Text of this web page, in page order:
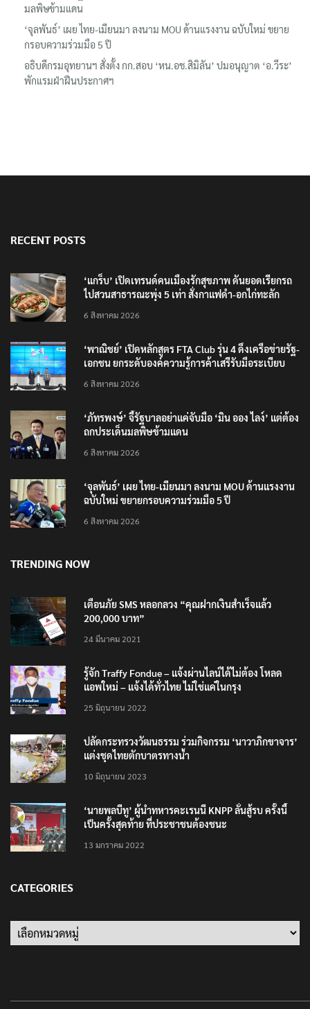
มลพิษข้ามแดน
‘จุลพันธ์’ เผย ไทย-เมียนมา ลงนาม MOU ด้านแรงงาน ฉบับใหม่ ขยาย
กรอบความร่วมมือ 5 ปี
อธิบดีกรมอุทยานฯ​ สั่งตั้ง กก.สอบ ‘หน.อช.สิมิลัน’ ปมอนุญาต ‘อ.วีระ’
พักแรมฝ่าฝืนประกาศฯ
RECENT POSTS
‘แกร็บ’ เปิดเทรนด์คนเมืองรักสุขภาพ ดันยอดเรียกรถ
ไปสวนสาธารณะพุ่ง 5 เท่า สั่งกาแฟดำ-อกไก่ทะลัก
6 สิงหาคม 2026
‘พาณิชย์’ เปิดหลักสูตร FTA Club รุ่น 4 ดึงเครือข่ายรัฐ-
เอกชน ยกระดับองค์ความรู้การค้าเสรีรับมือระเบียบ
6 สิงหาคม 2026
‘ภัทรพงษ์’ จี้รัฐบาลอย่าแค่จับมือ ‘มิน ออง ไลง์’ แต่ต้อง
ถกประเด็นมลพิษข้ามแดน
6 สิงหาคม 2026
‘จุลพันธ์’ เผย ไทย-เมียนมา ลงนาม MOU ด้านแรงงาน
ฉบับใหม่ ขยายกรอบความร่วมมือ 5 ปี
6 สิงหาคม 2026
TRENDING NOW
เตือนภัย SMS หลอกลวง “คุณฝากเงินสำเร็จแล้ว
200,000 บาท”
24 มีนาคม 2021
รู้จัก Traffy Fondue – แจ้งผ่านไลน์ได้ไม่ต้อง โหลด
แอพใหม่ – แจ้งได้ทั่วไทย ไม่ใช่แค่ในกรุง
25 มิถุนายน 2022
ปลัดกระทรวงวัฒนธรรม ร่วมกิจกรรม ‘นาวาภิกขาจาร’
แต่งชุดไทยตักบาตรทางน้ำ
10 มิถุนายน 2023
‘นายพลบีทู’ ผู้นำทหารคะเรนนี KNPP ลั่นสู้รบ ครั้งนี้
เป็นครั้งสุดท้าย ที่ประชาชนต้องชนะ
13 มกราคม 2022
CATEGORIES
Categories